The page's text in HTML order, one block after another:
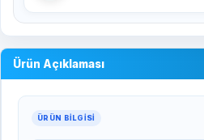
Ürün Açıklaması
ÜRÜN BILGISI